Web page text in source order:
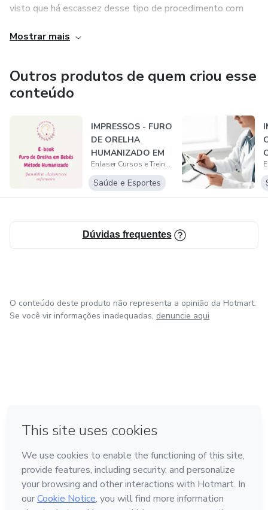
visto que há escassez desse tipo de procedimento com
Mostrar mais
Outros produtos de quem criou esse
conteúdo
IMPRESSOS - FURO
DE ORELHA
HUMANIZADO EM
BEBÊS
Enlaser Cursos e Treinamentos
Saúde e Esportes
Dúvidas frequentes
O conteúdo deste produto não representa a opinião da Hotmart.
Se você vir informações inadequadas, denuncie aqui
Feito com ❤ na Cidade do México
Conheça a Hotmart